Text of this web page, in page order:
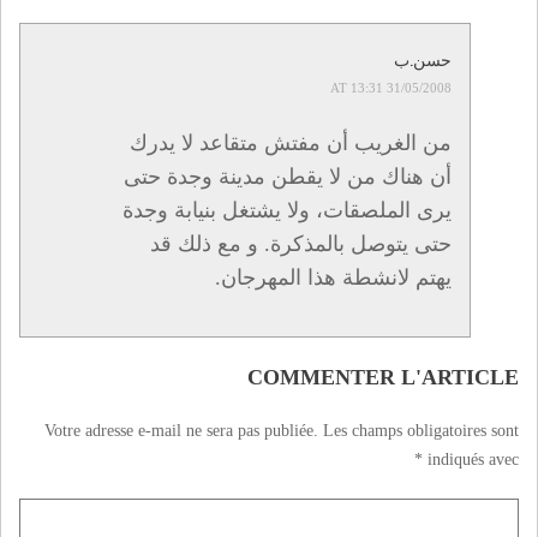
حسن.ب
31/05/2008 AT 13:31
من الغريب أن مفتش متقاعد لا يدرك
أن هناك من لا يقطن مدينة وجدة حتى
يرى الملصقات، ولا يشتغل بنيابة وجدة
حتى يتوصل بالمذكرة. و مع ذلك قد
يهتم لانشطة هذا المهرجان.
COMMENTER L'ARTICLE
Votre adresse e-mail ne sera pas publiée. Les champs obligatoires sont
indiqués avec
*